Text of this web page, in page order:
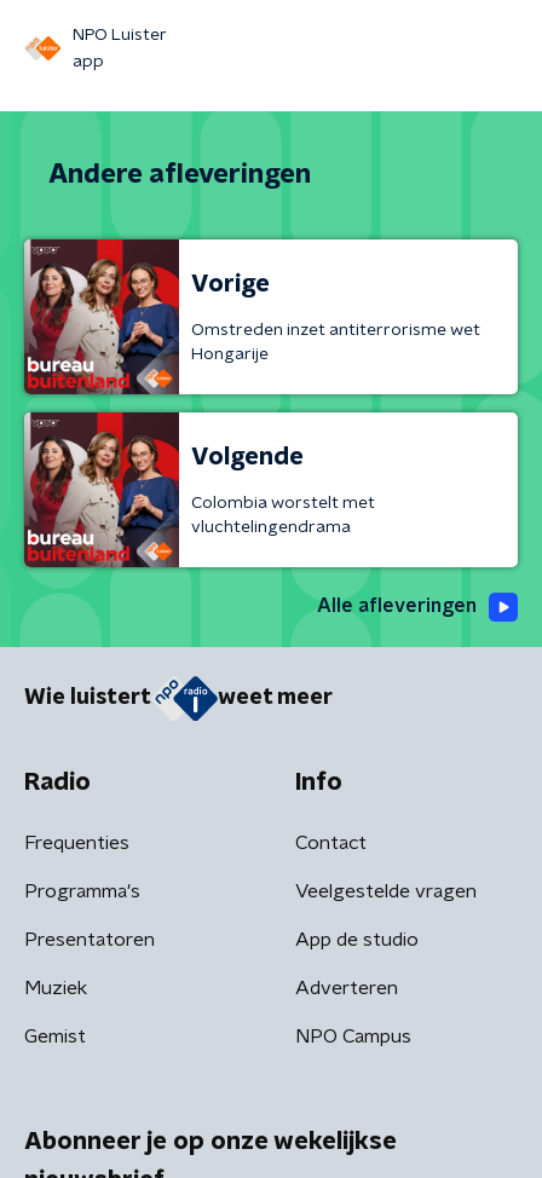
NPO Luister
app
Andere afleveringen
Vorige
Omstreden inzet antiterrorisme wet
Hongarije
Volgende
Colombia worstelt met
vluchtelingendrama
Alle afleveringen
Wie luistert weet meer
Radio
Frequenties
Programma's
Presentatoren
Muziek
Gemist
Info
Contact
Veelgestelde vragen
App de studio
Adverteren
NPO Campus
Abonneer je op onze wekelijkse